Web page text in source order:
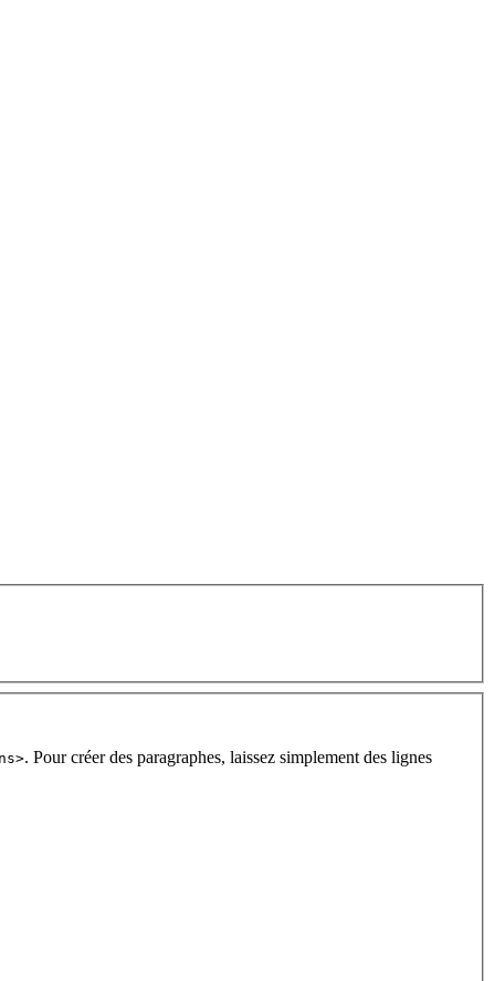
. Pour créer des paragraphes, laissez simplement des lignes